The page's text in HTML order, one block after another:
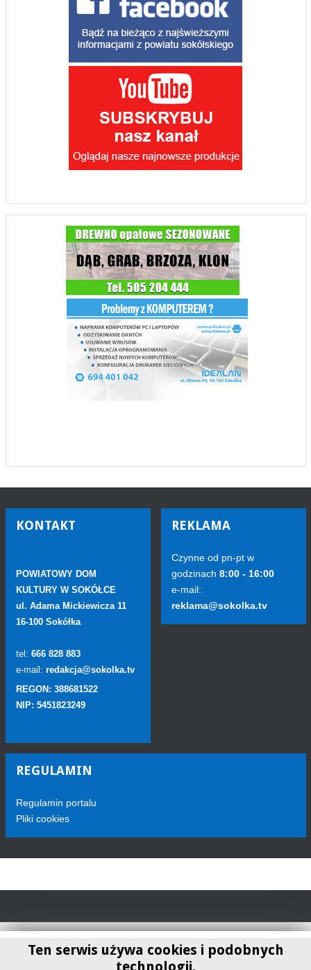
KONTAKT
POWIATOWY DOM
KULTURY W SOKÓŁCE
ul. Adama Mickiewicza 11
16-100 Sokółka
tel: 666 828 883
e-mail: redakcja@sokolka.tv
REGON: 388681522
NIP: 5451823249
REKLAMA
Czynne od pn-pt w
godzinach 8:00 - 16:00
e-mail:
reklama@sokolka.tv
REGULAMIN
Regulamin portalu
Pliki cookies
Ten serwis używa cookies i podobnych
technologii.